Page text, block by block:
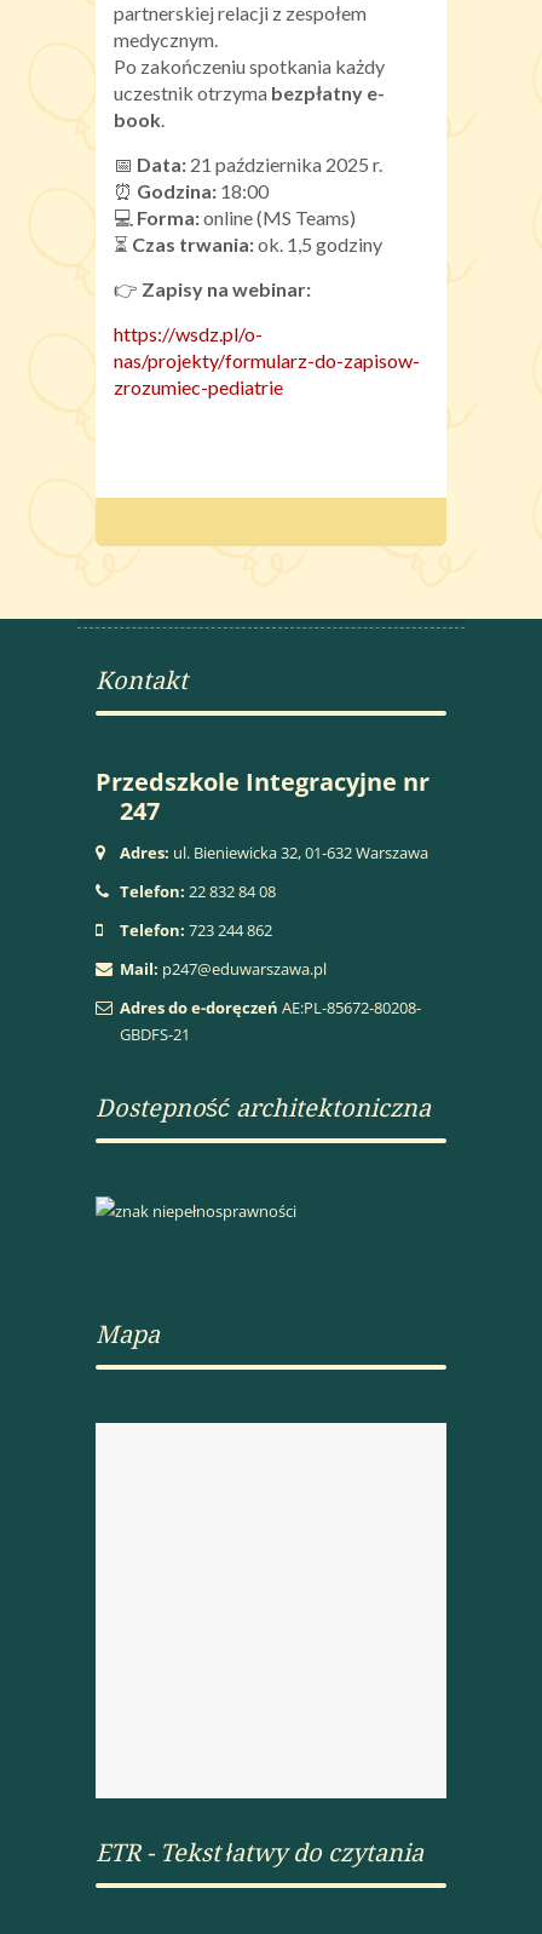
partnerskiej relacji z zespołem
medycznym.
Po zakończeniu spotkania każdy
uczestnik otrzyma bezpłatny e-
book.
📅 Data: 21 października 2025 r.
⏰ Godzina: 18:00
💻 Forma:online (MS Teams)
⏳ Czas trwania:ok. 1,5 godziny
👉 Zapisy na webinar:
https://wsdz.pl/o-
nas/projekty/formularz-do-zapisow-
zrozumiec-pediatrie
Kontakt
Przedszkole Integracyjne nr
247
Adres: ul. Bieniewicka 32, 01-632 Warszawa
Telefon: 22 832 84 08
Telefon: 723 244 862
Mail: p247@eduwarszawa.pl
Adres do e-doręczeń AE:PL-85672-80208-
GBDFS-21
Dostepność architektoniczna
Mapa
ETR - Tekst łatwy do czytania